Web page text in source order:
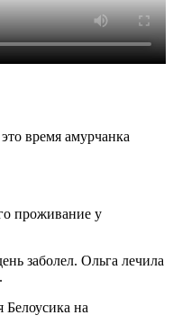
время амурчанка
проживание у
заболел. Ольга лечила
на